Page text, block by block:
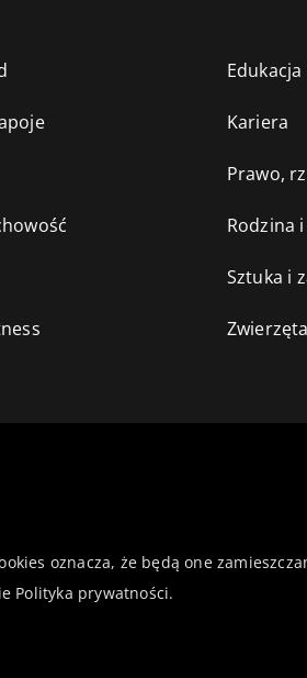
Edukacja
Kariera
Prawo,
Rodzina
Sztuka i
Zwierzęta
oznacza, że będą one
Polityka prywatności.